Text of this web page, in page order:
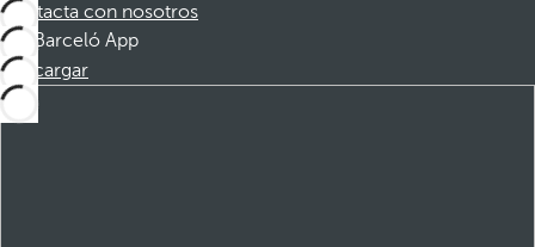
Contacta con nosotros
Barceló App
Descargar